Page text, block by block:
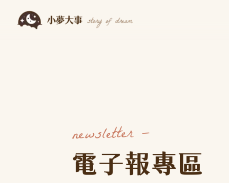
newsletter —
電子報專區